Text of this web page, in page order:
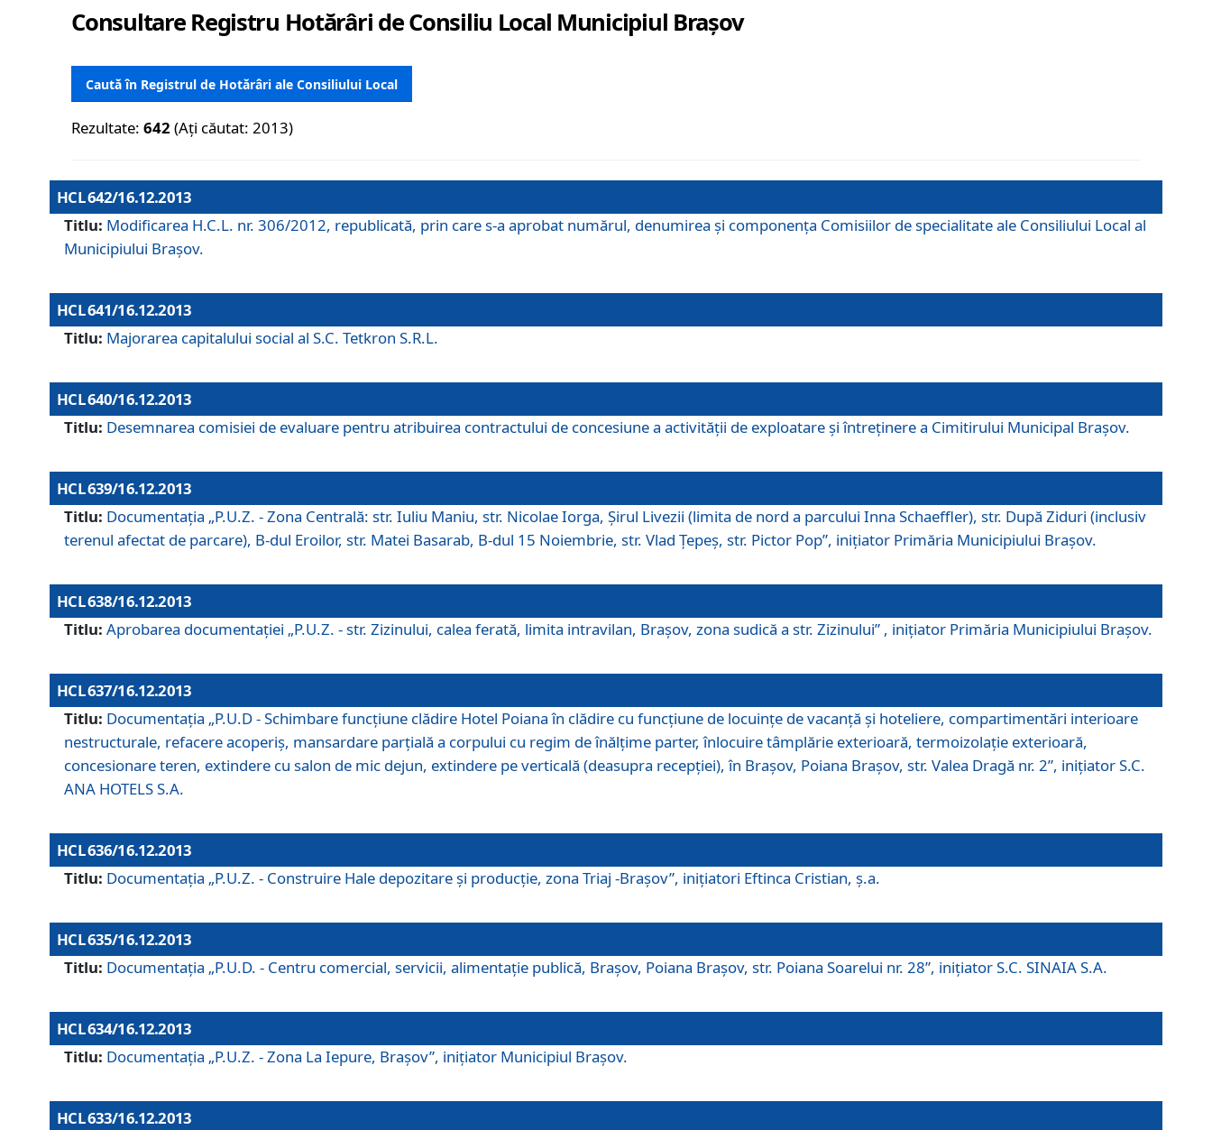
Consultare Registru Hotărâri de Consiliu Local Municipiul Brașov
Caută în Registrul de Hotărâri ale Consiliului Local
Rezultate:642 (Ați căutat: 2013)
HCL 642/16.12.2013
Titlu: Modificarea H.C.L. nr. 306/2012, republicată, prin care s-a aprobat numărul, denumirea şi componenţa Comisiilor de specialitate ale Consiliului Local al
Municipiului Braşov.
HCL 641/16.12.2013
Titlu: Majorarea capitalului social al S.C. Tetkron S.R.L.
HCL 640/16.12.2013
Titlu: Desemnarea comisiei de evaluare pentru atribuirea contractului de concesiune a activităţii de exploatare şi întreţinere a Cimitirului Municipal Braşov.
HCL 639/16.12.2013
Titlu: Documentaţia „P.U.Z. - Zona Centrală: str. Iuliu Maniu, str. Nicolae Iorga, Şirul Livezii (limita de nord a parcului Inna Schaeffler), str. După Ziduri (inclusiv
terenul afectat de parcare), B-dul Eroilor, str. Matei Basarab, B-dul 15 Noiembrie, str. Vlad Ţepeş, str. Pictor Pop”, iniţiator Primăria Municipiului Braşov.
HCL 638/16.12.2013
Titlu: Aprobarea documentaţiei „P.U.Z. - str. Zizinului, calea ferată, limita intravilan, Braşov, zona sudică a str. Zizinului” , iniţiator Primăria Municipiului Braşov.
HCL 637/16.12.2013
Titlu: Documentaţia „P.U.D - Schimbare funcţiune clădire Hotel Poiana în clădire cu funcţiune de locuinţe de vacanţă şi hoteliere, compartimentări interioare
nestructurale, refacere acoperiş, mansardare parţială a corpului cu regim de înălţime parter, înlocuire tâmplărie exterioară, termoizolaţie exterioară,
concesionare teren, extindere cu salon de mic dejun, extindere pe verticală (deasupra recepţiei), în Braşov, Poiana Braşov, str. Valea Dragă nr. 2”, iniţiator S.C.
ANA HOTELS S.A.
HCL 636/16.12.2013
Titlu: Documentaţia „P.U.Z. - Construire Hale depozitare şi producţie, zona Triaj -Braşov”, iniţiatori Eftinca Cristian, ş.a.
HCL 635/16.12.2013
Titlu: Documentaţia „P.U.D. - Centru comercial, servicii, alimentaţie publică, Braşov, Poiana Braşov, str. Poiana Soarelui nr. 28”, iniţiator S.C. SINAIA S.A.
HCL 634/16.12.2013
Titlu: Documentaţia „P.U.Z. - Zona La Iepure, Braşov”, iniţiator Municipiul Braşov.
HCL 633/16.12.2013